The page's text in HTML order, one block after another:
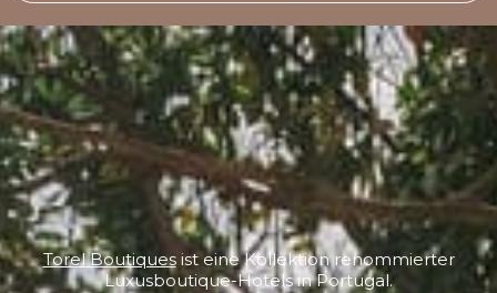
Torel Boutiquesist eine Kollektion renommierter
Luxusboutique-Hotels in Portugal.